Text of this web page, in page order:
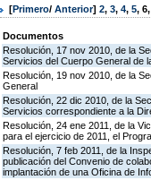
[Primero/ Anterior] 2, 3, 4, 5, 6,
Documentos
Resolución, 17 nov 2010, de la
Servicios del Cuerpo General de
Resolución, 19 nov 2010, de la
General
Resolución, 22 dic 2010, de la
Servicios correspondiente a la
Resolución, 24 ene 2011, de la
para el ejercicio de 2011, el
Resolución, 7 feb 2011, de la
publicación del Convenio de
implantación de una Oficina de